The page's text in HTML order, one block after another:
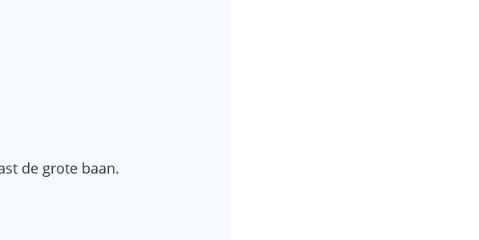
de grote baan.